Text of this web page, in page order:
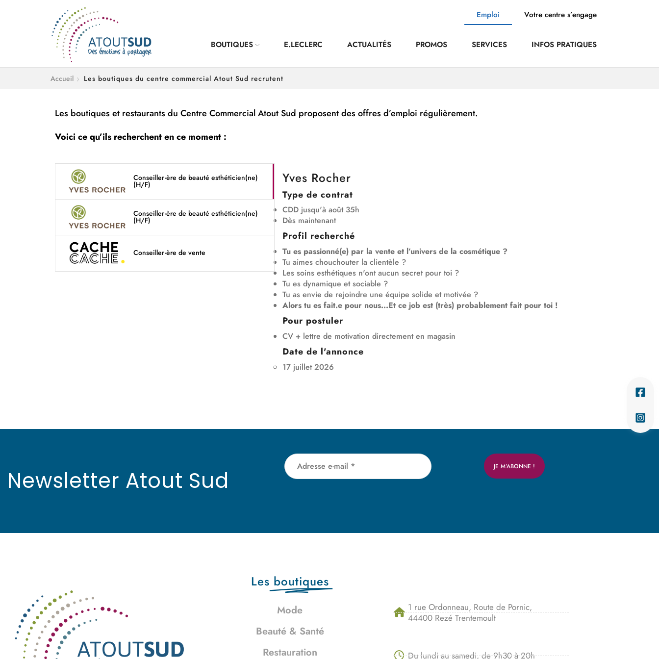
Emploi Votre centre s’engage
BOUTIQUES E.LECLERC ACTUALITÉS PROMOS SERVICES INFOS PRATIQUES
Accueil Les boutiques du centre commercial Atout Sud recrutent
Les boutiques et restaurants du Centre Commercial Atout Sud proposent des offres d’emploi régulièrement.
Voici ce qu’ils recherchent en ce moment :
Conseiller·ère de beauté esthéticien(ne)
(H/F)
Conseiller·ère de beauté esthéticien(ne)
(H/F)
Conseiller·ère de vente
Yves Rocher
Type de contrat
CDD jusqu'à août 35h
Dès maintenant
Profil recherché
Tu es passionné(e) par la vente et l’univers de la cosmétique ?
Tu aimes chouchouter la clientèle ?
Les soins esthétiques n'ont aucun secret pour toi ?
Tu es dynamique et sociable ?
Tu as envie de rejoindre une équipe solide et motivée ?
Alors tu es fait.e pour nous...Et ce job est (très) probablement fait pour toi !
Pour postuler
CV + lettre de motivation directement en magasin
Date de l'annonce
17 juillet 2026
Newsletter Atout Sud
Les boutiques
Mode
Beauté & Santé
Restauration
1 rue Ordonneau, Route de Pornic,
44400 Rezé Trentemoult
Du lundi au samedi, de 9h30 à 20h